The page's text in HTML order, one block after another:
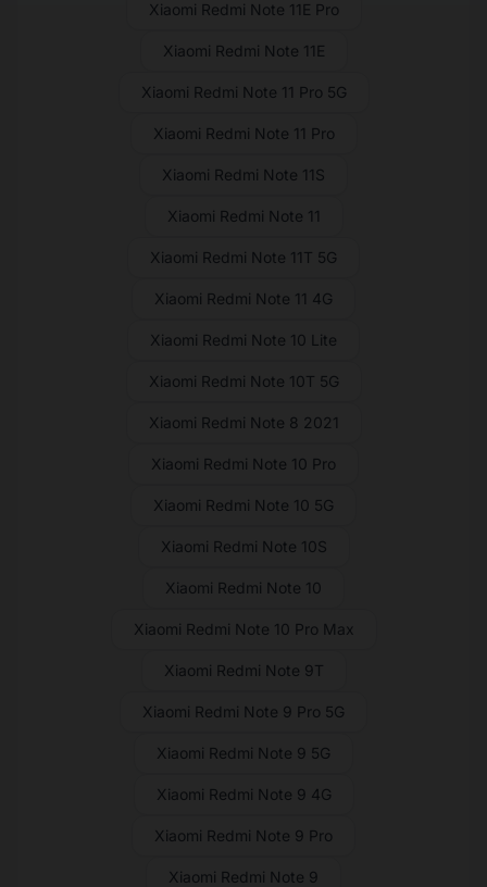
Xiaomi Redmi Note 11E Pro
Xiaomi Redmi Note 11E
Xiaomi Redmi Note 11 Pro 5G
Xiaomi Redmi Note 11 Pro
Xiaomi Redmi Note 11S
Xiaomi Redmi Note 11
Xiaomi Redmi Note 11T 5G
Xiaomi Redmi Note 11 4G
Xiaomi Redmi Note 10 Lite
Xiaomi Redmi Note 10T 5G
Xiaomi Redmi Note 8 2021
Xiaomi Redmi Note 10 Pro
Xiaomi Redmi Note 10 5G
Xiaomi Redmi Note 10S
Xiaomi Redmi Note 10
Xiaomi Redmi Note 10 Pro Max
Xiaomi Redmi Note 9T
Xiaomi Redmi Note 9 Pro 5G
Xiaomi Redmi Note 9 5G
Xiaomi Redmi Note 9 4G
Xiaomi Redmi Note 9 Pro
Xiaomi Redmi Note 9